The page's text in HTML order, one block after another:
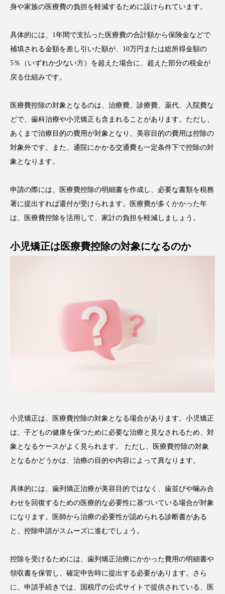
身や家族の医療費の負担を軽減するために設けられています。
具体的には、1年間で支払った医療費の合計額から保険金などで
補填される金額を差し引いた額が、10万円または総所得金額の
5％（いずれか少ない方）を超えた場合に、超えた部分の税金が
戻る仕組みです。
医療費控除の対象となるのは、治療費、診療費、薬代、入院費な
どで、歯科治療や小児矯正も含まれることがあります。ただし、
あくまで治療目的の費用が対象となり、美容目的の費用は控除の
対象外です。また、通院にかかる交通費も一定条件下で控除の対
象となります。
申請の際には、医療費控除の明細書を作成し、必要な書類を税務
署に提出すれば還付が受けられます。医療費が多くかかった年
は、医療費控除を活用して、家計の負担を軽減しましょう。
小児矯正は医療費控除の対象になるのか
小児矯正は、医療費控除の対象となる場合があります。小児矯正
は、子どもの健康を保つために必要な治療と見なされるため、対
象となるケースがよく見られます。 ただし、医療費控除の対象
となるかどうかは、治療の目的や内容によって異なります。
具体的には、歯列矯正治療が美容目的ではなく、歯並びや噛み合
わせを回復するための医療的な必要性に基づいている場合が対象
になります。医師から治療の必要性が認められる診断書がある
と、控除申請がスムーズに進むでしょう。
控除を受けるためには、歯列矯正治療にかかった費用の明細書や
領収書を保管し、確定申告時に提出する必要があります。さら
に、申請手続きでは、国税庁の公式サイトで提供されている、医